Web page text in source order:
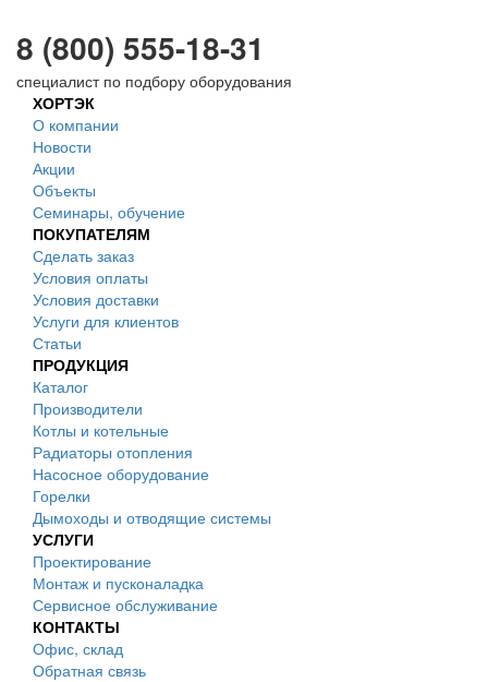
8 (800) 555-18-31
специалист по подбору оборудования
ХОРТЭК
О компании
Новости
Акции
Объекты
Семинары, обучение
ПОКУПАТЕЛЯМ
Сделать заказ
Условия оплаты
Условия доставки
Услуги для клиентов
Статьи
ПРОДУКЦИЯ
Каталог
Производители
Котлы и котельные
Радиаторы отопления
Насосное оборудование
Горелки
Дымоходы и отводящие системы
УСЛУГИ
Проектирование
Монтаж и пусконаладка
Сервисное обслуживание
КОНТАКТЫ
Офис, склад
Обратная связь